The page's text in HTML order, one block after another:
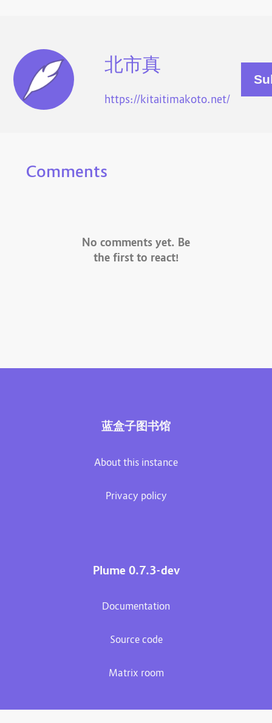
北市真
https://kitaitimakoto.net/
Comments
No comments yet. Be
the first to react!
蓝盒子图书馆
About this instance
Privacy policy
Plume 0.7.3-dev
Documentation
Source code
Matrix room